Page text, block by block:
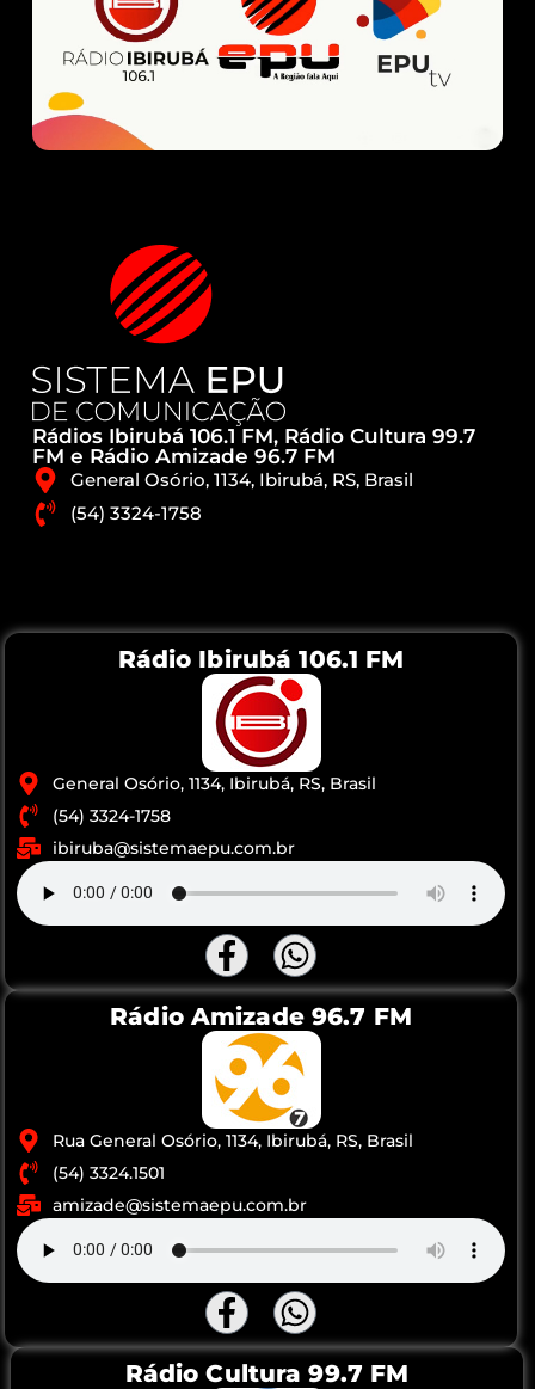
Rádios Ibirubá 106.1 FM, Rádio Cultura 99.7
FM e Rádio Amizade 96.7 FM
General Osório, 1134, Ibirubá, RS, Brasil
(54) 3324-1758
Rádio Ibirubá 106.1 FM
General Osório, 1134, Ibirubá, RS, Brasil
(54) 3324-1758
ibiruba@sistemaepu.com.br
Rádio Amizade 96.7 FM
Rua General Osório, 1134, Ibirubá, RS, Brasil
(54) 3324.1501
amizade@sistemaepu.com.br
Rádio Cultura 99.7 FM